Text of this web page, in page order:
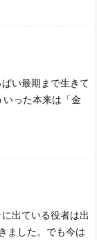
い最期まで生きて
った本来は「金
出ている役者は出
ました。でも今は